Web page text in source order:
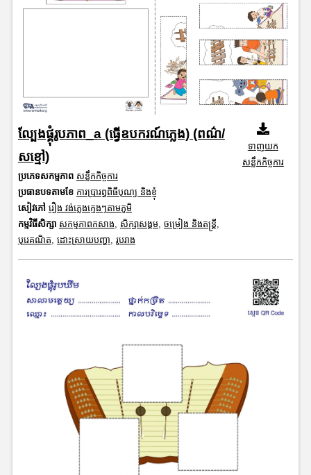
ល្បែងផ្គុំរូបភាព_a (ធ្វើឧបករណ៍ភ្លេង) (ពណ៌/
សខ្មៅ)
ប្រភេទសកម្មភាព សន្លឹកកិច្ចការ
ប្រធានបទតាមខែ ការប្រារព្ធពិធីបុណ្យ និងខ្ញុំ
សៀវភៅ រឿង វង់ភ្លេងក្មេងៗតាមភូមិ
កម្មវិធីសិក្សា សកម្មភាពកសាង សិក្សាសង្គម, ចម្រៀង និងតន្ត្រី
បុរេគណិត ដោះស្រាយបញ្ហា រូបរាង
ទាញយក
សន្លឹកកិច្ចការ